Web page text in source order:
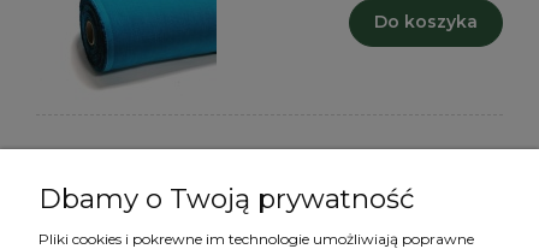
Do koszyka
Len, NOWE WYKOŃCZENIE naturalna tkanina
lniana, niebieski sky, 185g/m2 (cena za 0,5m)
Dbamy o Twoją prywatność
Pliki cookies i pokrewne im technologie umożliwiają poprawne